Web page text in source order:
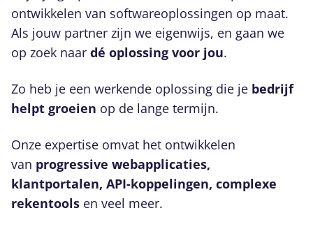
ontwikkelen van softwareoplossingen op maat.
Als jouw partner zijn we eigenwijs, en gaan we
op zoek naar dé oplossing voor jou.
Zo heb je een werkende oplossing die je bedrijf
helpt groeien op de lange termijn.
Onze expertise omvat het ontwikkelen
van progressive webapplicaties,
klantportalen, API-koppelingen, complexe
rekentools en veel meer.